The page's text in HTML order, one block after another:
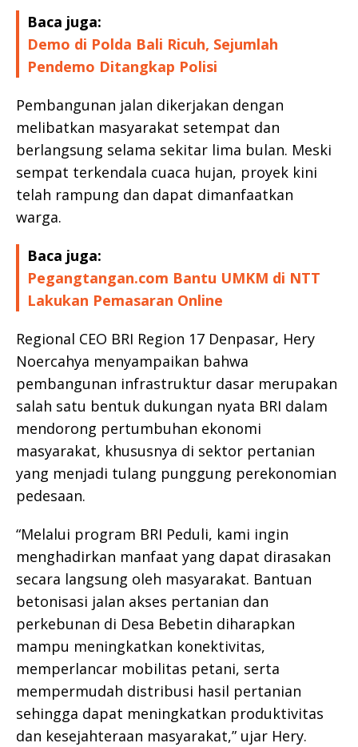
Baca juga:
Demo di Polda Bali Ricuh, Sejumlah
Pendemo Ditangkap Polisi
Pembangunan jalan dikerjakan dengan
melibatkan masyarakat setempat dan
berlangsung selama sekitar lima bulan. Meski
sempat terkendala cuaca hujan, proyek kini
telah rampung dan dapat dimanfaatkan
warga.
Baca juga:
Pegangtangan.com Bantu UMKM di NTT
Lakukan Pemasaran Online
Regional CEO BRI Region 17 Denpasar, Hery
Noercahya menyampaikan bahwa
pembangunan infrastruktur dasar merupakan
salah satu bentuk dukungan nyata BRI dalam
mendorong pertumbuhan ekonomi
masyarakat, khususnya di sektor pertanian
yang menjadi tulang punggung perekonomian
pedesaan.
“Melalui program BRI Peduli, kami ingin
menghadirkan manfaat yang dapat dirasakan
secara langsung oleh masyarakat. Bantuan
betonisasi jalan akses pertanian dan
perkebunan di Desa Bebetin diharapkan
mampu meningkatkan konektivitas,
memperlancar mobilitas petani, serta
mempermudah distribusi hasil pertanian
sehingga dapat meningkatkan produktivitas
dan kesejahteraan masyarakat,” ujar Hery.